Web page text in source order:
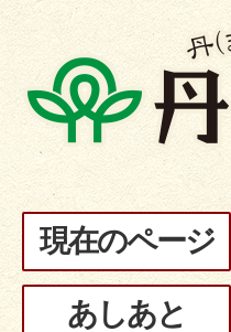
現在のページ
あしあと